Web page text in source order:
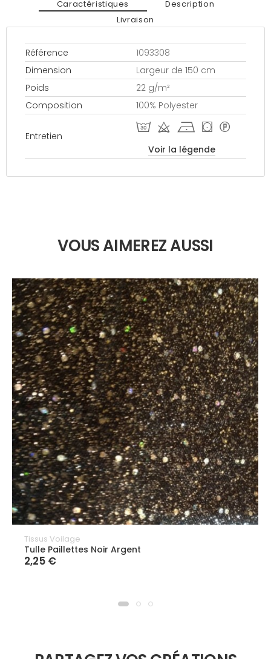
Caractéristiques
Description
Livraison
Référence
1093308
Dimension
Largeur de 150 cm
Poids
22 g/m²
Composition
100% Polyester
Entretien
T d h ( *
Voir la légende
VOUS AIMEREZ AUSSI
Tissus Voilage
Tulle Paillettes Noir Argent
2,25 €